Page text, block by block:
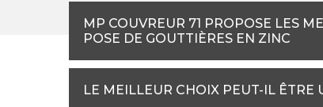
MP COUVREUR 71 PROPOSE LES
POSE DE GOUTTIÈRES EN ZINC
LE MEILLEUR CHOIX PEUT-IL ÊTRE